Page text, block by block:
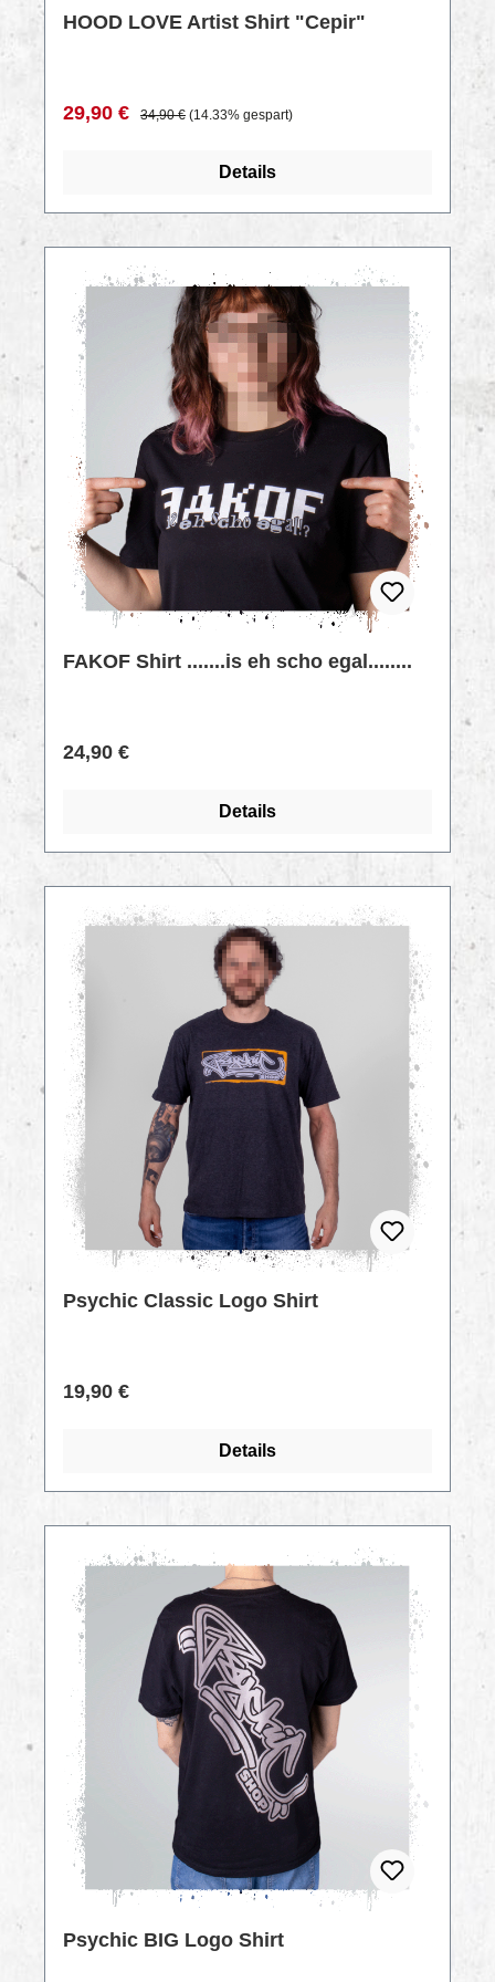
HOOD LOVE Artist Shirt "Cepir"
Verkaufspreis:
29,90 € Regulärer Preis:
34,90 € (14.33% gespart)
Details
FAKOF Shirt .......is eh scho egal........
Regulärer Preis:
24,90 €
Details
Psychic Classic Logo Shirt
Regulärer Preis:
19,90 €
Details
Psychic BIG Logo Shirt